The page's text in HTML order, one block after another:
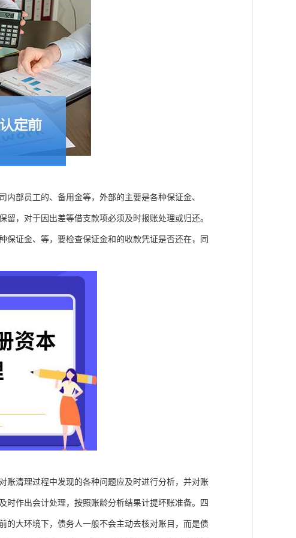
部员工的、备用金等，外部的主要是各种保证金、
，对于因出差等借支款项必须及时报账处理或归还。
保证金、等，要检查保证金和的收款凭证是否还在，同
账清理过程中发现的各种问题应及时进行分析，并对账
时作出会计处理，按照账龄分析结果计提坏账准备。四
的大环境下，债务人一般不会主动去核对账目，而是债